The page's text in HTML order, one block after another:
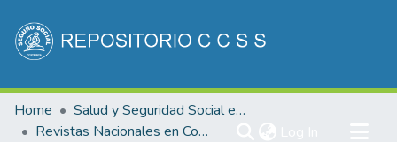
Communities & Collections
All of DSpace
Home
Salud y Seguridad Social en Costa Rica
Revistas Nacionales en Costa Rica